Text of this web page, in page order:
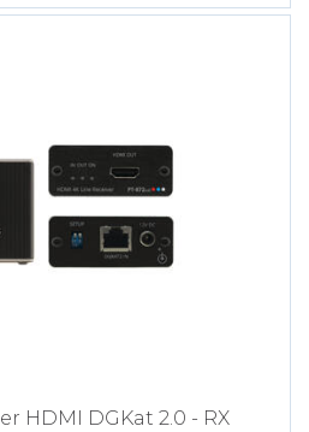
HDMI DGKat 2.0 - RX